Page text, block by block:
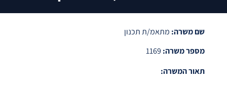
הקטנת גופןשם משרה: מתאמ/ת תכנון
מספר משרה:
תאור המשרה: